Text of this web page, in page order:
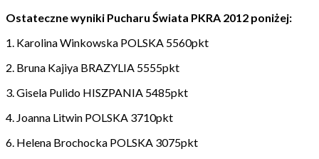
Ostateczne wyniki Pucharu Świata PKRA 2012 poniżej:
1. Karolina Winkowska POLSKA 5560pkt
2. Bruna Kajiya BRAZYLIA 5555pkt
3. Gisela Pulido HISZPANIA 5485pkt
4. Joanna Litwin POLSKA 3710pkt
6. Helena Brochocka POLSKA 3075pkt